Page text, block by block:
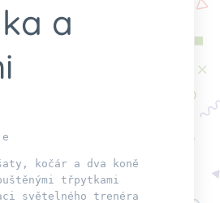
a
kočár a dva koně
třpytkami
světelného trenéra